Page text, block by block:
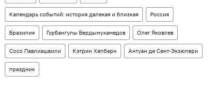
Календарь событий: история далекая и близкая Россия
Бразилия Гурбангулы Бердымухамедов Олег Яковлев
Сосо Павлиашвили Кэтрин Хепберн Антуан де Сент-Экзюпери
праздник